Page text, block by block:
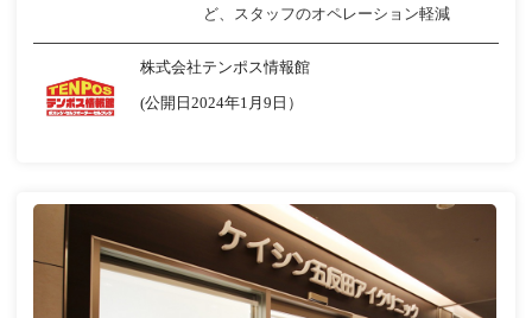
ど、スタッフのオペレーション軽減
株式会社テンポス情報館
(公開日2024年1月9日）